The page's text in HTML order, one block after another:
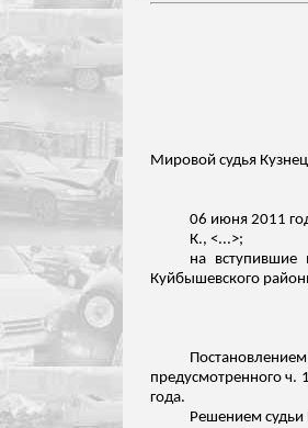
Мировой судья
06 июня 2011
К., <...>;
на вступившие
Куйбышевского
предусмотренного ч.
года.
Решением судьи